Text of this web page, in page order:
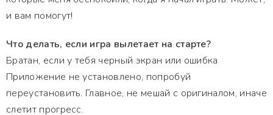
и вам помогут!
Что делать, если игра вылетает на старте?
Братан, если у тебя черный экран или ошибка
Приложение не установлено, попробуй
переустановить. Главное, не мешай с оригиналом, иначе
слетит прогресс.